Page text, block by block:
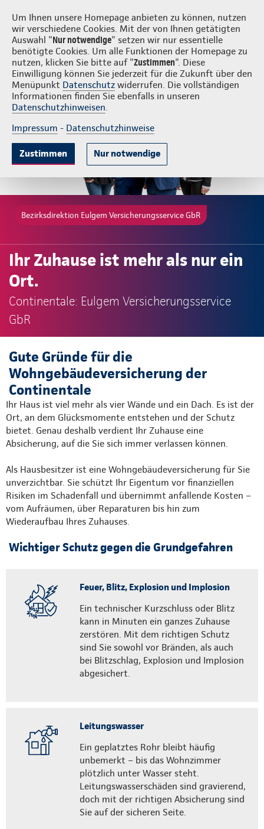
Um Ihnen unsere Homepage anbieten zu können, nutzen
wir verschiedene Cookies. Mit der von Ihnen getätigten
Auswahl "Nur notwendige" setzen wir nur essentielle
benötigte Cookies. Um alle Funktionen der Homepage zu
nutzen, klicken Sie bitte auf "Zustimmen". Diese
Einwilligung können Sie jederzeit für die Zukunft über den
Menüpunkt Datenschutz widerrufen. Die vollständigen
Informationen finden Sie ebenfalls in unseren
Datenschutzhinweisen.
Impressum - Datenschutzhinweise
Zustimmen Nur notwendige
Eulgem Versicherungsservice GbR Login
Gute Gründe Tarife & Leistungen Wissenswertes Beratung &
Bezirksdirektion Eulgem Versicherungsservice GbR
Ihr Zuhause ist mehr als nur ein
Ort.
Continentale: Eulgem Versicherungsservice
GbR
Gute Gründe für die
Wohngebäudeversicherung der
Continentale
Ihr Haus ist viel mehr als vier Wände und ein Dach. Es ist der
Ort, an dem Glücksmomente entstehen und der Schutz
bietet. Genau deshalb verdient Ihr Zuhause eine
Absicherung, auf die Sie sich immer verlassen können.
Als Hausbesitzer ist eine Wohngebäudeversicherung für Sie
unverzichtbar. Sie schützt Ihr Eigentum vor finanziellen
Risiken im Schadenfall und übernimmt anfallende Kosten –
vom Aufräumen, über Reparaturen bis hin zum
Wiederaufbau Ihres Zuhauses.
Wichtiger Schutz gegen die Grundgefahren
Feuer, Blitz, Explosion und Implosion
Ein technischer Kurzschluss oder Blitz
kann in Minuten ein ganzes Zuhause
zerstören. Mit dem richtigen Schutz
sind Sie sowohl vor Bränden, als auch
bei Blitzschlag, Explosion und Implosion
abgesichert.
Leitungswasser
Ein geplatztes Rohr bleibt häufig
unbemerkt – bis das Wohnzimmer
plötzlich unter Wasser steht.
Leitungswasserschäden sind gravierend,
doch mit der richtigen Absicherung sind
Sie auf der sicheren Seite.